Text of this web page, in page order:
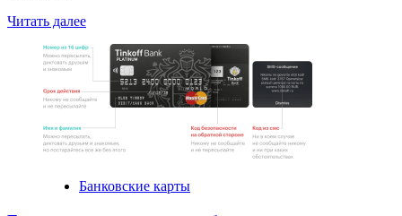
Читать далееRead
about
Тендеры
как
инструмент
закупок
Банковские карты